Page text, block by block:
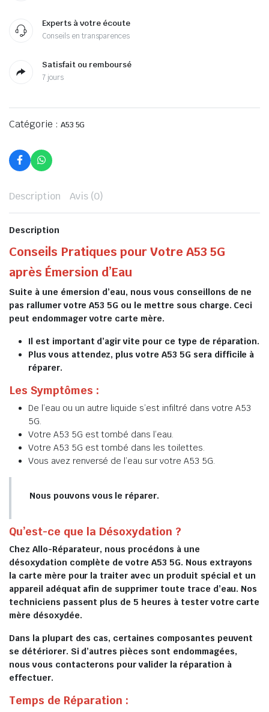
Experts à votre écoute
Conseils en transparences
Satisfait ou remboursé
7 jours
Catégorie : A53 5G
Description Avis (0)
Description
Conseils Pratiques pour Votre A53 5G
après Émersion d’Eau
Suite à une émersion d’eau, nous vous conseillons de ne
pas rallumer votre A53 5G ou le mettre sous charge. Ceci
peut endommager votre carte mère.
Il est important d’agir vite pour ce type de réparation.
Plus vous attendez, plus votre A53 5G sera difficile à
réparer.
Les Symptômes :
De l’eau ou un autre liquide s’est infiltré dans votre A53
5G.
Votre A53 5G est tombé dans l’eau.
Votre A53 5G est tombé dans les toilettes.
Vous avez renversé de l’eau sur votre A53 5G.
Nous pouvons vous le réparer.
Qu’est-ce que la Désoxydation ?
Chez Allo-Réparateur, nous procédons à une
désoxydation complète de votre A53 5G. Nous extrayons
la carte mère pour la traiter avec un produit spécial et un
appareil adéquat afin de supprimer toute trace d’eau. Nos
techniciens passent plus de 5 heures à tester votre carte
mère désoxydée.
Dans la plupart des cas, certaines composantes peuvent
se détériorer. Si d’autres pièces sont endommagées,
nous vous contacterons pour valider la réparation à
effectuer.
Temps de Réparation :